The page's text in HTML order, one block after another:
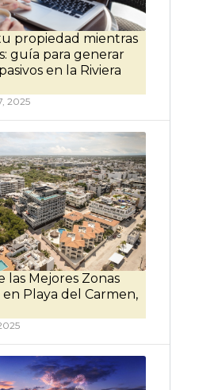
propiedad mientras
guía para generar
en la Riviera
2025
las Mejores Zonas
en Playa del Carmen,